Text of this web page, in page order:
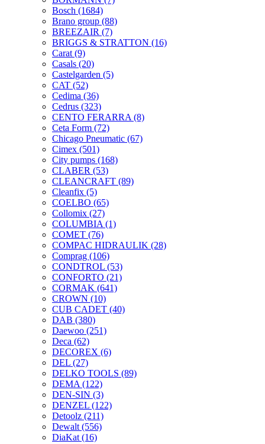
Bosch (1684)
Brano group (88)
BREEZAIR (7)
BRIGGS & STRATTON (16)
Carat (9)
Casals (20)
Castelgarden (5)
CAT (52)
Cedima (36)
Cedrus (323)
CENTO FERARRA (8)
Ceta Form (72)
Chicago Pneumatic (67)
Cimex (501)
City pumps (168)
CLABER (53)
CLEANCRAFT (89)
Cleanfix (5)
COELBO (65)
Collomix (27)
COLUMBIA (1)
COMET (76)
COMPAC HIDRAULIK (28)
Comprag (106)
CONDTROL (53)
CONFORTO (21)
CORMAK (641)
CROWN (10)
CUB CADET (40)
DAB (380)
Daewoo (251)
Deca (62)
DECOREX (6)
DEL (27)
DELKO TOOLS (89)
DEMA (122)
DEN-SIN (3)
DENZEL (122)
Detoolz (211)
Dewalt (556)
DiaKat (16)